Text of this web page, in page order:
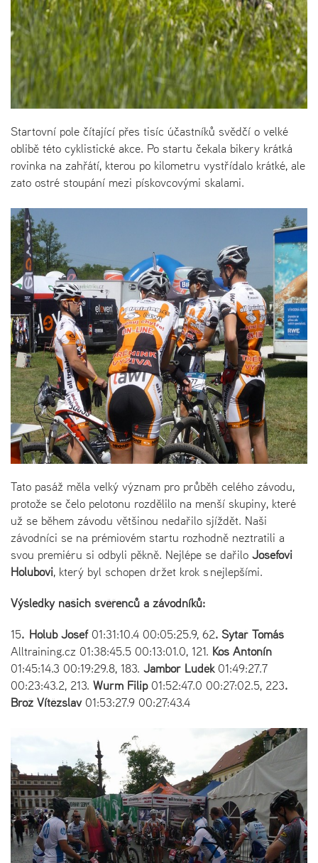
Startovní pole čítající přes tisíc účastníků svědčí o velké
oblibě této cyklistické akce. Po startu čekala bikery krátká
rovinka na zahřátí, kterou po kilometru vystřídalo krátké, ale
zato ostré stoupání mezi pískovcovými skalami.
Tato pasáž měla velký význam pro průběh celého závodu,
protože se čelo pelotonu rozdělilo na menší skupiny, které
už se během závodu většinou nedařilo sjíždět. Naši
závodníci se na prémiovém startu rozhodně neztratili a
svou premiéru si odbyli pěkně. Nejlépe se dařilo Josefovi
Holubovi, který byl schopen držet krok s nejlepšími.
Výsledky našich svěřenců a závodníků:
15. Holub Josef01:31:10.4 00:05:25.9, 62. Sytař Tomáš
Alltraining.cz 01:38:45.5 00:13:01.0, 121. Kos Antonín
01:45:14.3 00:19:29.8, 183. Jambor Luděk01:49:27.7
00:23:43.2, 213. Wurm Filip01:52:47.0 00:27:02.5, 223.
Brož Vítězslav01:53:27.9 00:27:43.4